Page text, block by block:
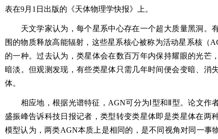
表在9月1日出版的《天体物理学快报》上。
天文学家认为，每个星系中心存在一个超大质量黑洞。
围的物质释放高能辐射，这些星系核心被称为活动星系核（
的一种。过去认为，类星体会在数百万年内保持耀眼的光芒
暗淡。但观测发现，有些类星体只需几年时间便会变暗、消
体。
相应地，根据光谱特征，AGN可分为Ⅰ型和Ⅱ型。论文作
盛振峰告诉科技日报记者，类型转变类星体即是类星体在两
模型认为，两类AGN本质上是相同的，是不同视角对同一事